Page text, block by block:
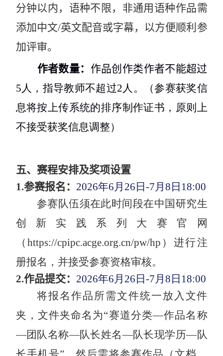
分钟以内，语种不限，非通用语种作品需
添加中文/英文配音或字幕，以方便顺利参
加评审。
作者数量： 作品创作类作者不能超过
5人，指导教师不超过2人。（参赛获奖信
息将按上传系统的排序制作证书，原则上
不接受获奖信息调整）
五、赛程安排及奖项设置
1.参赛报名： 2026年6月 26 日 -7月 8 日 18:00
参赛队伍须在此时间段在中国研究生
创新实践系列大赛官网
（ https://cpipc.acge.org.cn/pw/hp ）进行注
册报名，并接受参赛资格审核。
2.作品提交： 2026年6月 26 日 -7月 8 日 18:00
将报名作品所需文件统一放入文件
夹，文件夹命名为“赛道分类—作品名称
—团队名称—队长姓名—队长现学历—队